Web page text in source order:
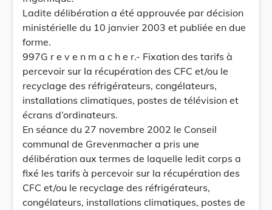
Ladite délibération a été approuvée par décision
ministérielle du 10 janvier 2003 et publiée en due
forme.
997G r e v e n m a c h e r.- Fixation des tarifs à
percevoir sur la récupération des CFC et/ou le
recyclage des réfrigérateurs, congélateurs,
installations climatiques, postes de télévision et
écrans d’ordinateurs.
En séance du 27 novembre 2002 le Conseil
communal de Grevenmacher a pris une
délibération aux termes de laquelle ledit corps a
fixé les tarifs à percevoir sur la récupération des
CFC et/ou le recyclage des réfrigérateurs,
congélateurs, installations climatiques, postes de